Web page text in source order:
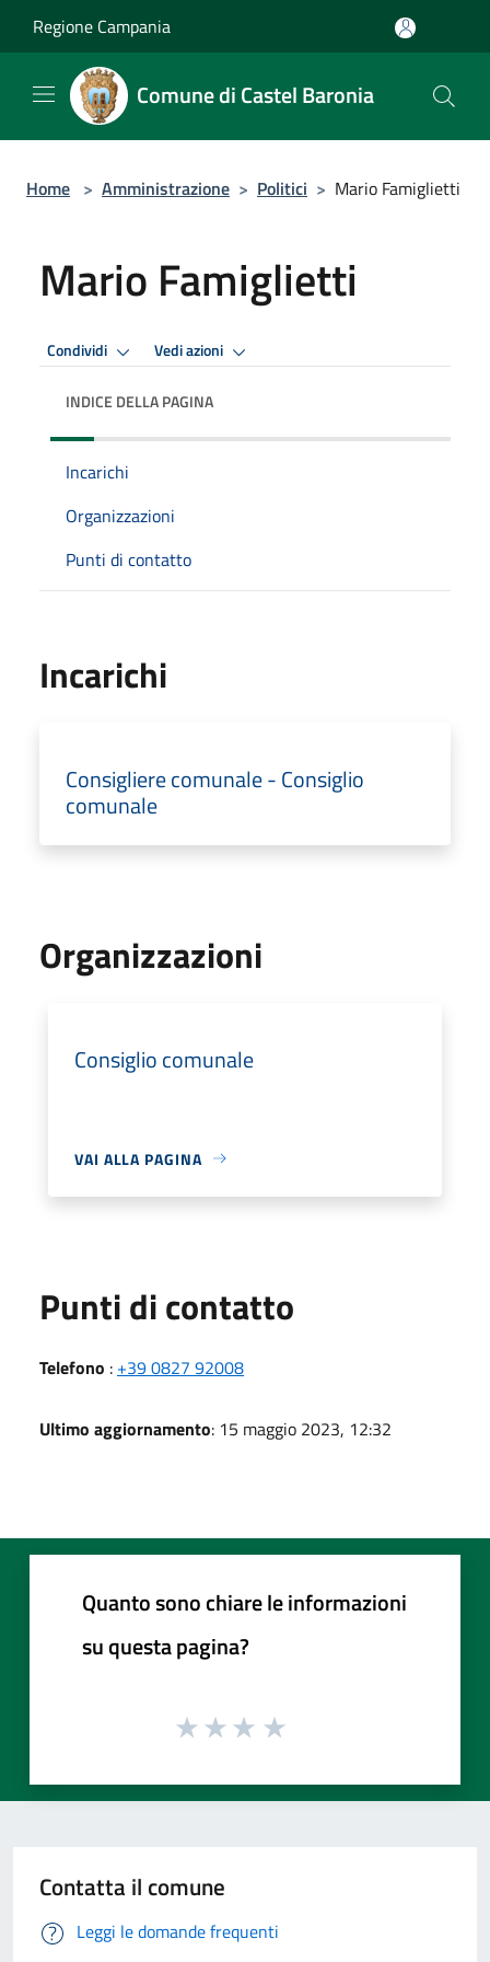
Regione Campania
Comune di Castel Baronia
Home > Amministrazione > Politici > Mario Famiglietti
Mario Famiglietti
Condividi Vedi azioni
INDICE DELLA PAGINA
Incarichi
Organizzazioni
Punti di contatto
Incarichi
Consigliere comunale - Consiglio
comunale
Organizzazioni
Consiglio comunale
VAI ALLA PAGINA
Punti di contatto
Telefono : +39 0827 92008
Ultimo aggiornamento: 15 maggio 2023, 12:32
Quanto sono chiare le informazioni
su questa pagina?
Contatta il comune
Leggi le domande frequenti